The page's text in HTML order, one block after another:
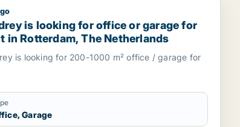
or Paris 2ème arrondissement -
is looking for office or garage for rent in
is looking for office or garage for
in Rotterdam, The Netherlands
is looking for 200-1000 m² office / garage for
Garage